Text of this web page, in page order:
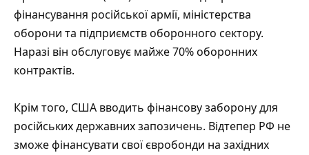
фінансування російської армії, міністерства
оборони та підприємств оборонного сектору.
Наразі він обслуговує майже 70% оборонних
контрактів.
Крім того, США вводить фінансову заборону для
російських державних запозичень. Відтепер РФ не
зможе фінансувати свої євробонди на західних